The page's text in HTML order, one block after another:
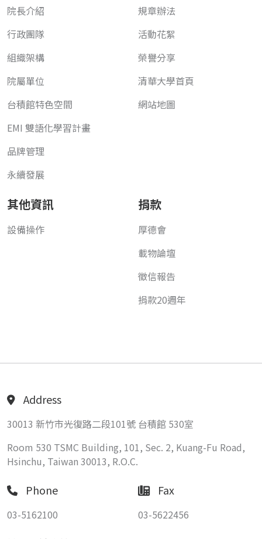
院長介紹
行政團隊
組織架構
院屬單位
台積館特色空間
EMI 雙語化學習計畫
品牌管理
永續發展
規章辦法
活動花絮
榮譽分享
清華大學首頁
網站地圖
其他資訊
設備操作
捐款
厚德會
載物論壇
徵信報告
捐款20週年
Address
30013 新竹市光復路二段101號 台積館 530室
Room 530 TSMC Building, 101, Sec. 2, Kuang-Fu Road,
Hsinchu, Taiwan 30013, R.O.C.
Phone
03-5162100
Fax
03-5622456